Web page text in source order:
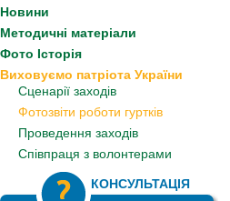
Новини
Методичні матеріали
Фото Історія
Виховуємо патріота України
Сценарії заходів
Фотозвіти роботи гуртків
Проведення заходів
Співпраця з волонтерами
КОНСУЛЬТАЦІЯ